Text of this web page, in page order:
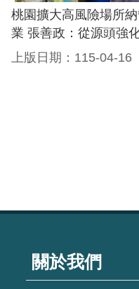
桃園擴大高風險場所
業 張善政：從源頭強
上版日期：115-04-16
關於我們